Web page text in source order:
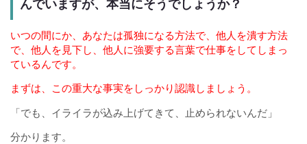
んでいますが、本当にそうでしょうか？
いつの間にか、あなたは孤独になる方法で、他人を潰す方法
で、他人を見下し、他人に強要する言葉で仕事をしてしまっ
ているんです。
まずは、この重大な事実をしっかり認識しましょう。
「でも、イライラが込み上げてきて、止められないんだ」
分かります。